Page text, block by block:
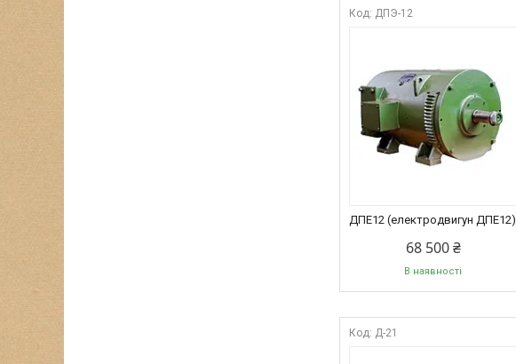
ДПЭ-12
ДПЕ12 (електродвигун ДПЕ12)
68 500 ₴
В наявності
Д-21